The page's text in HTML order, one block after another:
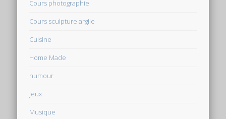
Cours photographie
Cours sculpture argile
Cuisine
Home Made
humour
Jeux
Musique